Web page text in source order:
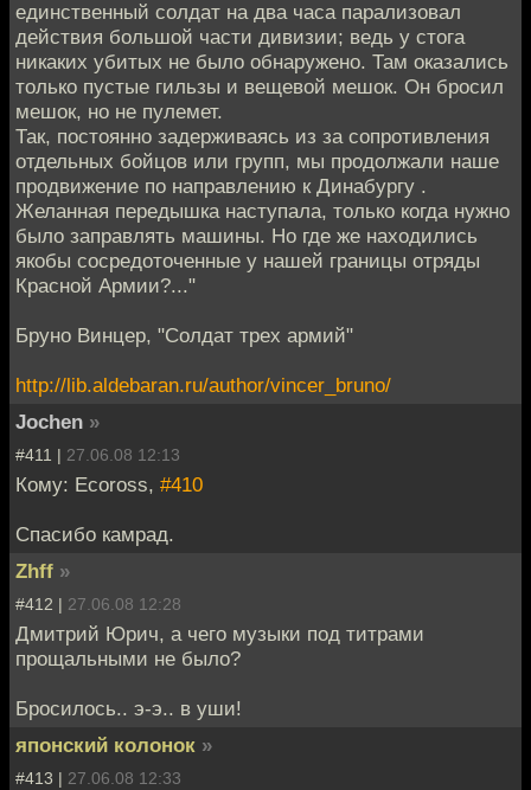
единственный солдат на два часа парализовал
действия большой части дивизии; ведь у стога
никаких убитых не было обнаружено. Там оказались
только пустые гильзы и вещевой мешок. Он бросил
мешок, но не пулемет.
Так, постоянно задерживаясь из за сопротивления
отдельных бойцов или групп, мы продолжали наше
продвижение по направлению к Динабургу .
Желанная передышка наступала, только когда нужно
было заправлять машины. Но где же находились
якобы сосредоточенные у нашей границы отряды
Красной Армии?..."
Бруно Винцер, "Солдат трех армий"
http://lib.aldebaran.ru/author/vincer_bruno/
Jochen »
#411 | 27.06.08 12:13
Кому: Ecoross, #410
Спасибо камрад.
Zhff »
#412 | 27.06.08 12:28
Дмитрий Юрич, а чего музыки под титрами
прощальными не было?
Бросилось.. э-э.. в уши!
японский колонок »
#413 | 27.06.08 12:33